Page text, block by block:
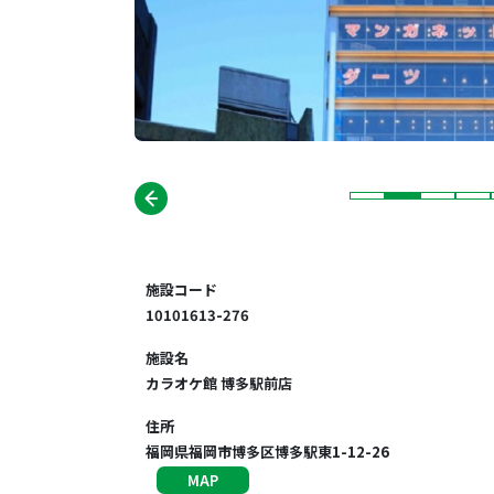
施設コード
10101613-276
施設名
カラオケ館 博多駅前店
住所
福岡県福岡市博多区博多駅東1-12-26
MAP